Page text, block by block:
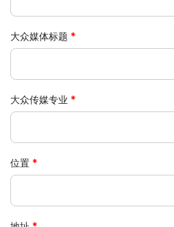
大众媒体标题
大众传媒专业
位置